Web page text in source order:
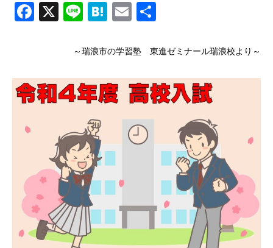
Facebook
X LineHatena
Email
～瑞浪市の学習塾 東進ゼミナール瑞浪校より～